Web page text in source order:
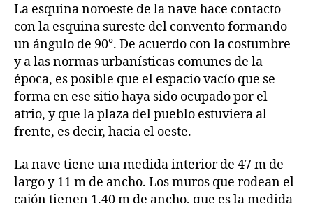
La esquina noroeste de la nave hace contacto
con la esquina sureste del convento formando
un ángulo de 90°. De acuerdo con la costumbre
y a las normas urbanísticas comunes de la
época, es posible que el espacio vacío que se
forma en ese sitio haya sido ocupado por el
atrio, y que la plaza del pueblo estuviera al
frente, es decir, hacia el oeste.
La nave tiene una medida interior de 47 m de
largo y 11 m de ancho. Los muros que rodean el